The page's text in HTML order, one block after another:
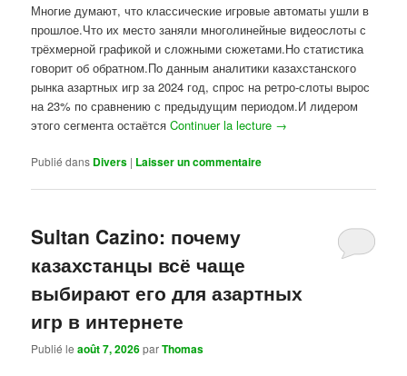
Многие думают, что классические игровые автоматы ушли в
прошлое.Что их место заняли многолинейные видеослоты с
трёхмерной графикой и сложными сюжетами.Но статистика
говорит об обратном.По данным аналитики казахстанского
рынка азартных игр за 2024 год, спрос на ретро-слоты вырос
на 23% по сравнению с предыдущим периодом.И лидером
этого сегмента остаётсяContinuer la lecture →
Publié dans Divers | Laisser un commentaire
Sultan Cazino: почему
казахстанцы всё чаще
выбирают его для азартных
игр в интернете
Publié leaoût 7, 2026parThomas